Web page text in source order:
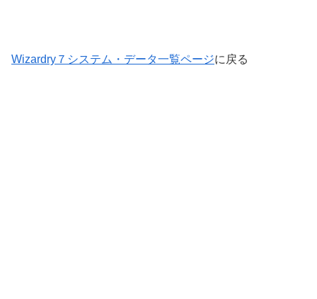
Wizardry７システム・データ一覧ページに戻る